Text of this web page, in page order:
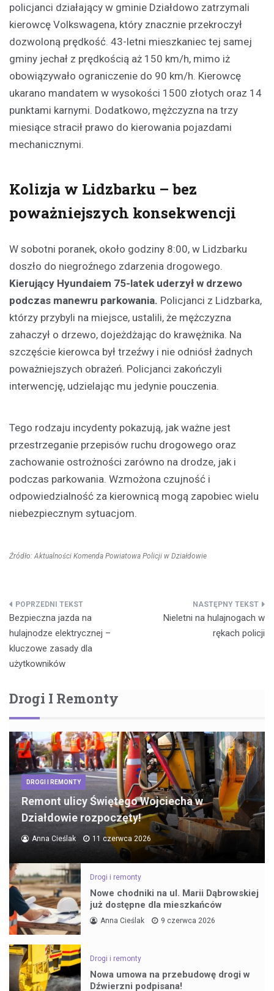
policjanci działający w gminie Działdowo zatrzymali
kierowcę Volkswagena, który znacznie przekroczył
dozwoloną prędkość. 43-letni mieszkaniec tej samej
gminy jechał z prędkością aż 150 km/h, mimo iż
obowiązywało ograniczenie do 90 km/h. Kierowcę
ukarano mandatem w wysokości 1500 złotych oraz 14
punktami karnymi. Dodatkowo, mężczyzna na trzy
miesiące stracił prawo do kierowania pojazdami
mechanicznymi.
Kolizja w Lidzbarku – bez
poważniejszych konsekwencji
W sobotni poranek, około godziny 8:00, w Lidzbarku
doszło do niegroźnego zdarzenia drogowego.
Kierujący Hyundaiem 75-latek uderzył w drzewo
podczas manewru parkowania. Policjanci z Lidzbarka,
którzy przybyli na miejsce, ustalili, że mężczyzna
zahaczył o drzewo, dojeżdżając do krawężnika. Na
szczęście kierowca był trzeźwy i nie odniósł żadnych
poważniejszych obrażeń. Policjanci zakończyli
interwencję, udzielając mu jedynie pouczenia.
Tego rodzaju incydenty pokazują, jak ważne jest
przestrzeganie przepisów ruchu drogowego oraz
zachowanie ostrożności zarówno na drodze, jak i
podczas parkowania. Wzmożona czujność i
odpowiedzialność za kierownicą mogą zapobiec wielu
niebezpiecznym sytuacjom.
Źródło: Aktualności Komenda Powiatowa Policji w Działdowie
Nawigacja
wpisu
Bezpieczna jazda na
hulajnodze elektrycznej –
kluczowe zasady dla
użytkowników
Nieletni na hulajnogach w
rękach policji
Drogi I Remonty
DROGI I REMONTY
Remont ulicy Świętego Wojciecha w
Działdowie rozpoczęty!
Anna Cieślak 11 czerwca 2026
Drogi i remonty
Nowe chodniki na ul. Marii Dąbrowskiej
już dostępne dla mieszkańców
Anna Cieślak 9 czerwca 2026
Drogi i remonty
Nowa umowa na przebudowę drogi w
Dźwierzni podpisana!